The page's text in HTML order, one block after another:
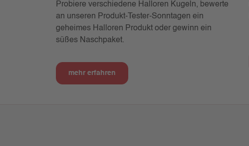
Probiere verschiedene Halloren Kugeln, bewerte
an unseren Produkt-Tester-Sonntagen ein
geheimes Halloren Produkt oder gewinn ein
süßes Naschpaket.
mehr erfahren